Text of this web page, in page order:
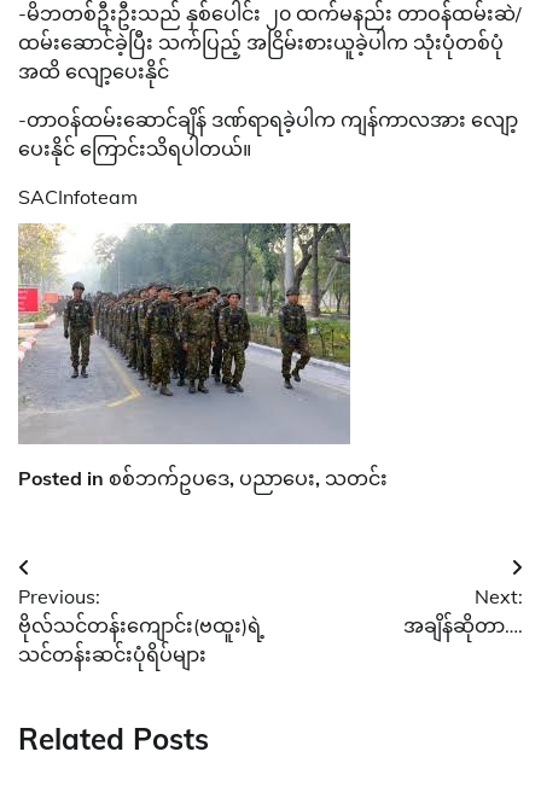
-မိဘတစ်ဦးဦးသည် နှစ်ပေါင်း ၂၀ ထက်မနည်း တာဝန်ထမ်းဆဲ/
ထမ်းဆောင်ခဲ့ပြီး သက်ပြည့် အငြိမ်းစားယူခဲ့ပါက သုံးပုံတစ်ပုံ
အထိ လျော့ပေးနိုင်
-တာဝန်ထမ်းဆောင်ချိန် ဒဏ်ရာရခဲ့ပါက ကျန်ကာလအား လျော့
ပေးနိုင် ကြောင်းသိရပါတယ်။
SACInfoteam
Posted in စစ်ဘက်ဥပဒေ, ပညာပေး, သတင်း
Post
navigation
Previous:
ဗိုလ်သင်တန်းကျောင်း(ဗထူး)ရဲ့
သင်တန်းဆင်းပုံရိပ်များ
Next:
အချိန်ဆိုတာ….
Related Posts